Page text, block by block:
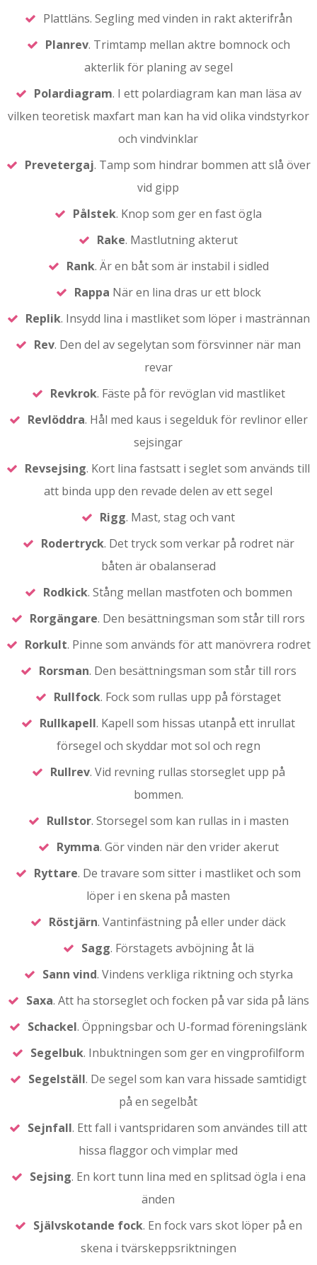
Plattläns. Segling med vinden in rakt akterifrån
Planrev. Trimtamp mellan aktre bomnock och
akterlik för planing av segel
Polardiagram. I ett polardiagram kan man läsa av
vilken teoretisk maxfart man kan ha vid olika vindstyrkor
och vindvinklar
Prevetergaj. Tamp som hindrar bommen att slå över
vid gipp
Pålstek. Knop som ger en fast ögla
Rake. Mastlutning akterut
Rank. Är en båt som är instabil i sidled
Rappa När en lina dras ur ett block
Replik. Insydd lina i mastliket som löper i mastrännan
Rev. Den del av segelytan som försvinner när man
revar
Revkrok. Fäste på för revöglan vid mastliket
Revlöddra. Hål med kaus i segelduk för revlinor eller
sejsingar
Revsejsing. Kort lina fastsatt i seglet som används till
att binda upp den revade delen av ett segel
Rigg. Mast, stag och vant
Rodertryck. Det tryck som verkar på rodret när
båten är obalanserad
Rodkick. Stång mellan mastfoten och bommen
Rorgängare. Den besättningsman som står till rors
Rorkult. Pinne som används för att manövrera rodret
Rorsman. Den besättningsman som står till rors
Rullfock. Fock som rullas upp på förstaget
Rullkapell. Kapell som hissas utanpå ett inrullat
försegel och skyddar mot sol och regn
Rullrev. Vid revning rullas storseglet upp på
bommen.
Rullstor. Storsegel som kan rullas in i masten
Rymma. Gör vinden när den vrider akerut
Ryttare. De travare som sitter i mastliket och som
löper i en skena på masten
Röstjärn. Vantinfästning på eller under däck
Sagg. Förstagets avböjning åt lä
Sann vind. Vindens verkliga riktning och styrka
Saxa. Att ha storseglet och focken på var sida på läns
Schackel. Öppningsbar och U-formad föreningslänk
Segelbuk. Inbuktningen som ger en vingprofilform
Segelställ. De segel som kan vara hissade samtidigt
på en segelbåt
Sejnfall. Ett fall i vantspridaren som användes till att
hissa flaggor och vimplar med
Sejsing. En kort tunn lina med en splitsad ögla i ena
änden
Självskotande fock. En fock vars skot löper på en
skena i tvärskeppsriktningen